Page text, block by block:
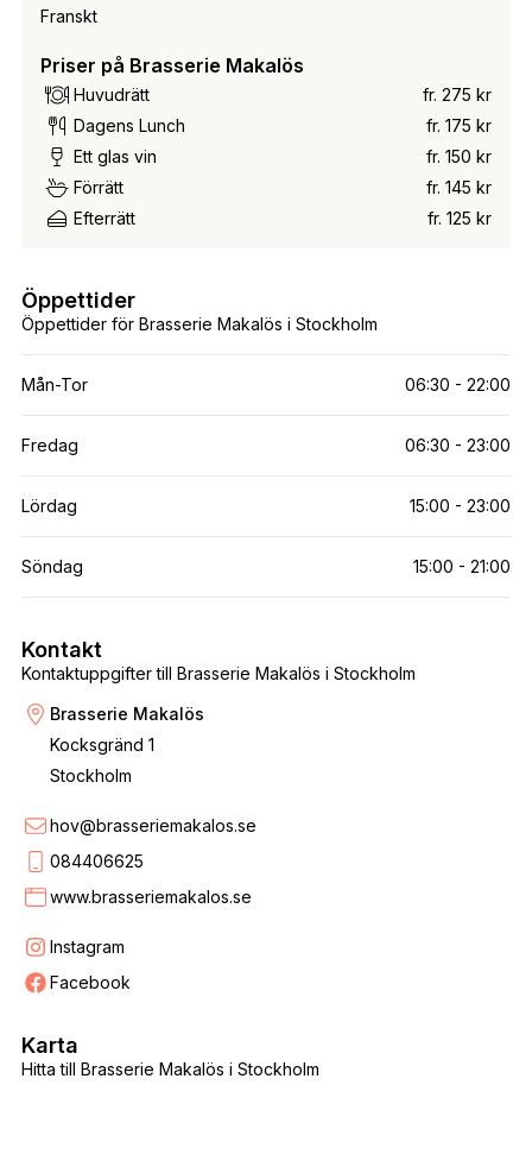
Franskt
Priser på Brasserie Makalös
Huvudrätt
fr. 275 kr
Dagens Lunch
fr. 175 kr
Ett glas vin
fr. 150 kr
Förrätt
fr. 145 kr
Efterrätt
fr. 125 kr
Öppettider för Brasserie Makalös i Stockholm
Öppettider
Mån-Tor 06:30 - 22:00
Fredag 06:30 - 23:00
Lördag 15:00 - 23:00
Söndag 15:00 - 21:00
Kontaktuppgifter till Brasserie Makalös i Stockholm
Kontakt
Brasserie Makalös
Kocksgränd 1
Stockholm
hov@brasseriemakalos.se
084406625
www.brasseriemakalos.se
Instagram
Facebook
Hitta till Brasserie Makalös i Stockholm
Karta